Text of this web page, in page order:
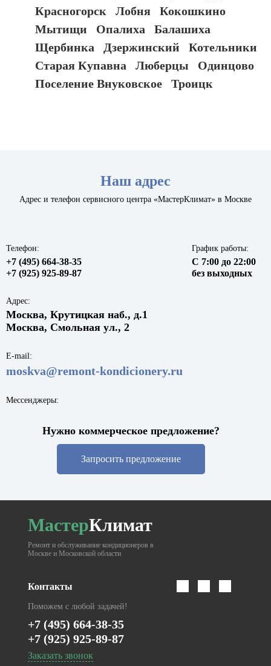
Красногорск
Лобня
Кокошкино
Мытищи
Опалиха
Балашиха
Щербинка
Дзержинский
Котельники
Старая Купавна
Люберцы
Одинцово
Поселение Внуковское
Троицк
Наш адрес
Адрес и телефон сервисного центра «МастерКлимат» в Москве
Телефон:
+7 (495) 664-38-35
+7 (925) 925-89-87
График работы:
С 7:00 до 22:00
без выходных
Адрес:
Москва, Крутицкая наб., д.1
Москва, Смольная ул., 2
E-mail:
moskva@remont-kondicionery.ru
Мессенджеры:
Нужно коммерческое предложение?
Запросить предложение
МастерКлимат
Ремонт и обслуживание кондиционеров в
Москве и Московской области
Контакты
Поможем с любой задачей!
+7 (495) 664-38-35
+7 (925) 925-89-87
Заказать звонок